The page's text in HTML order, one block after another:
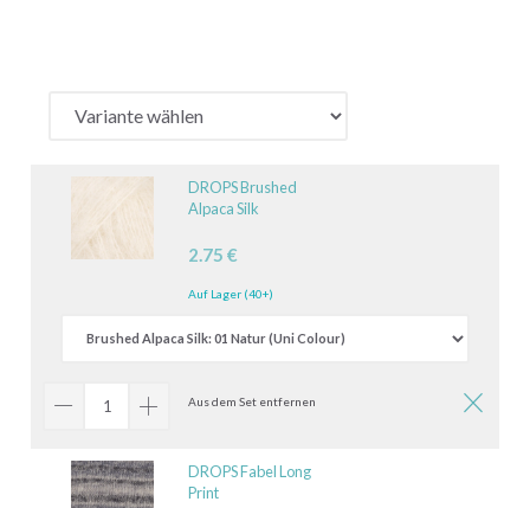
DROPS Brushed
Alpaca Silk
2.75 €
Auf Lager (40+)
Aus dem Set entfernen
DROPS Fabel Long
Print